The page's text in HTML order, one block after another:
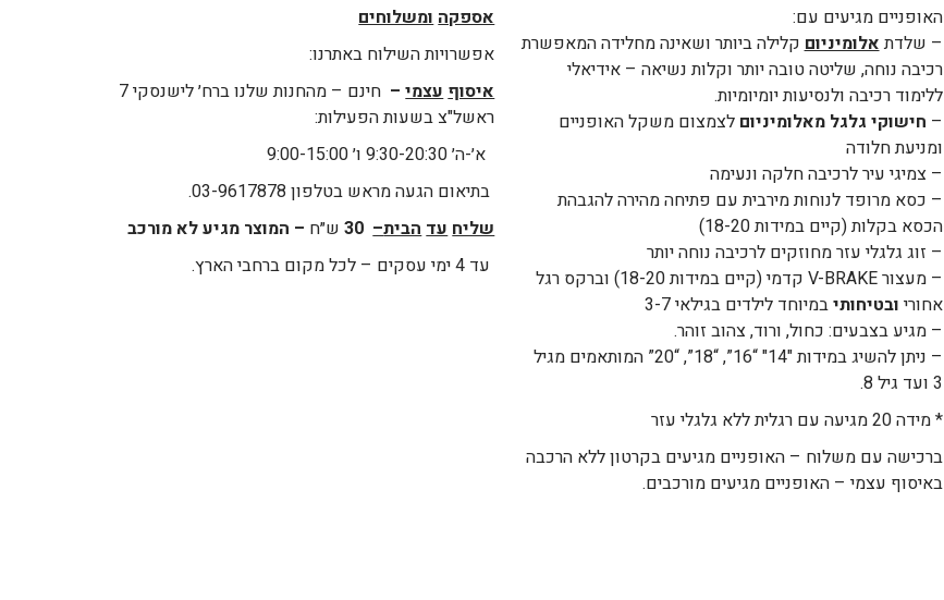
האופניים מגיעים עם:
– שלדתאלומיניוםקלילה ביותר ושאינה מחלידה המאפשרת
רכיבה נוחה, שליטה טובה יותר וקלות נשיאה – אידיאלי
ללימוד רכיבה ולנסיעות יומיומיות.
– חישוקי גלגל מאלומיניום לצמצום משקל האופניים
ומניעת חלודה
– צמיגי עיר לרכיבה חלקה ונעימה
– כסא מרופד לנוחות מירבית עם פתיחה מהירה להגבהת
הכסא בקלות (קיים במידות 18-20)
– זוג גלגלי עזר מחוזקים לרכיבה נוחה יותר
– מעצור V-BRAKE קדמי (קיים במידות 18-20) וברקס רגל
אחורי ובטיחותיבמיוחד לילדים בגילאי 3-7
– מגיע בצבעים: כחול, ורוד, צהוב זוהר.
– ניתן להשיג במידות "14" “16”, “18”, “20” המותאמים מגיל
3 ועד גיל 8.
* מידה 20 מגיעה עם רגלית ללא גלגלי עזר
ברכישה עם משלוח – האופניים מגיעים בקרטון ללא הרכבה
באיסוף עצמי – האופניים מגיעים מורכבים.
אספקהומשלוחים
אפשרויות השילוח באתרנו:
איסוףעצמי –
חינם – מהחנות שלנו ברח׳ לישנסקי 7
ראשל"צ בשעות הפעילות:
א׳-ה׳ 9:30-20:30 ו׳ 9:00-15:00
בתיאום הגעה מראש בטלפון 03-9617878.
שליחעדהבית–
30 ש״ח – המוצר מגיע לא מורכב
עד 4 ימי עסקים – לכל מקום ברחבי הארץ.